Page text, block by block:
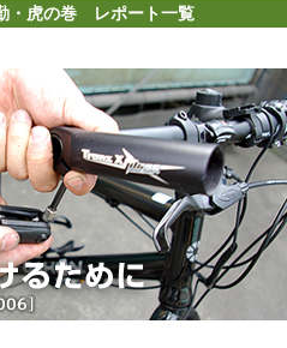
・虎の巻 レポート一覧